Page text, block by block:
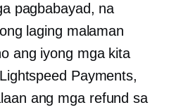
pagbabayad, na
laging malaman
ang iyong mga kita
Payments,
ang mga refund sa